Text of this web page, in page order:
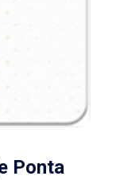
Ponta